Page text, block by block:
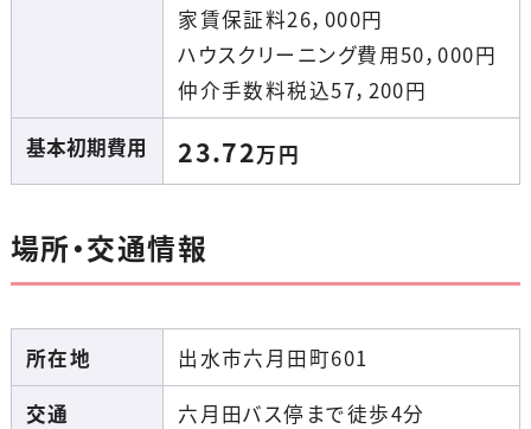
家賃保証料26，000円
ハウスクリーニング費用50，000円
仲介手数料税込57，200円
基本初期費用
23.72万円
場所・交通情報
所在地
出水市六月田町601
交通
六月田バス停まで徒歩4分